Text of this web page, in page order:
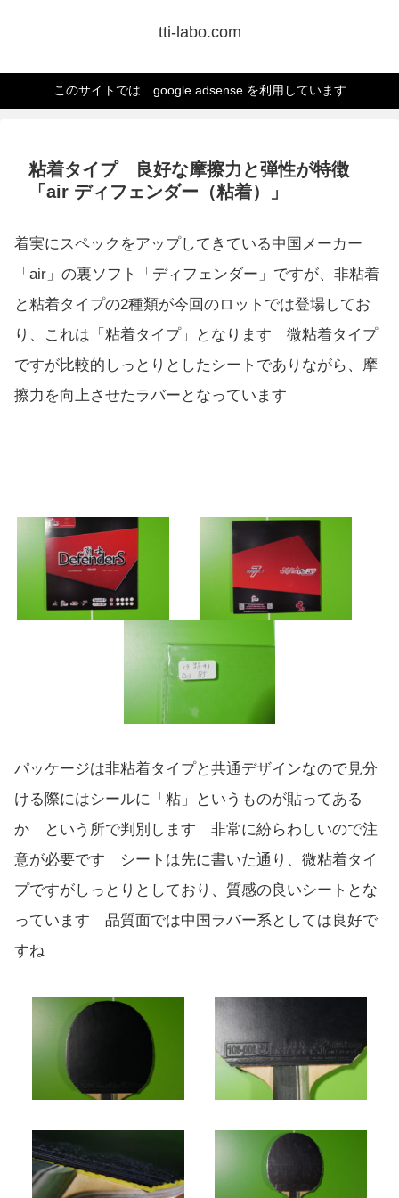
tti-labo.com
このサイトでは google adsense を利用しています
粘着タイプ 良好な摩擦力と弾性が特徴
「air ディフェンダー（粘着）」
着実にスペックをアップしてきている中国メーカー
「air」の裏ソフト「ディフェンダー」ですが、非粘着
と粘着タイプの2種類が今回のロットでは登場してお
り、これは「粘着タイプ」となります 微粘着タイプ
ですが比較的しっとりとしたシートでありながら、摩
擦力を向上させたラバーとなっています
パッケージは非粘着タイプと共通デザインなので見分
ける際にはシールに「粘」というものが貼ってある
か という所で判別します 非常に紛らわしいので注
意が必要です シートは先に書いた通り、微粘着タイ
プですがしっとりとしており、質感の良いシートとな
っています 品質面では中国ラバー系としては良好で
すね